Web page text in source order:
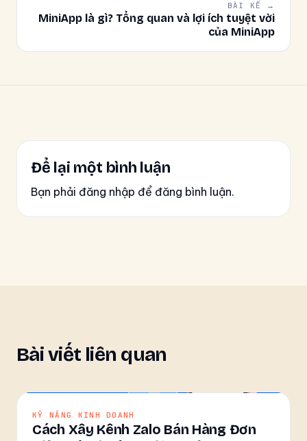
BÀI KẾ →
MiniApp là gì? Tổng quan và lợi ích tuyệt vời
của MiniApp
Để lại một bình luận
Bạn phải đăng nhập để đăng bình luận.
Bài viết liên quan
KỸ NĂNG KINH DOANH
Cách Xây Kênh Zalo Bán Hàng Đơn